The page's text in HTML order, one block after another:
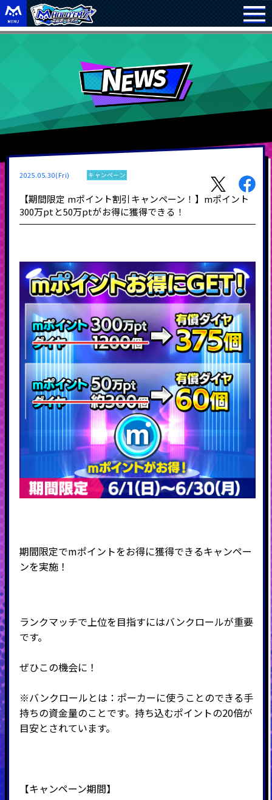
2025.05.30(Fri) キャンペーン
【期間限定 mポイント割引キャンペーン！】mポイント
300万ptと50万ptがお得に獲得できる！
期間限定でmポイントをお得に獲得できるキャンペー
ンを実施！
ランクマッチで上位を目指すにはバンクロールが重要
です。
ぜひこの機会に！
※バンクロールとは：ポーカーに使うことのできる手
持ちの資金量のことです。持ち込むポイントの20倍が
目安とされています。
【キャンペーン期間】